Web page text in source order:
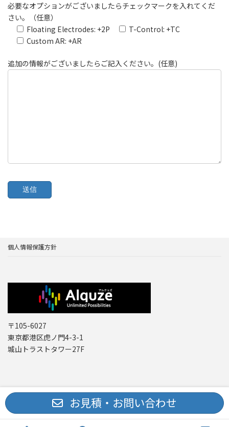
必要なオプションがございましたらチェックマークを入れてくだ
さい。（任意）
Floating Electrodes: +2P
T-Control: +TC
Custom AR: +AR
追加の情報がございましたらご記入ください。(任意)
個人情報保護方針
〒105-6027
東京都港区虎ノ門4-3-1
城山トラストタワー27F
Copyright © レーザー機器 専門商社｜株式会社アルクゥズ ALQUZE Inc. All
Rights Reserved.
お見積・お問い合わせ